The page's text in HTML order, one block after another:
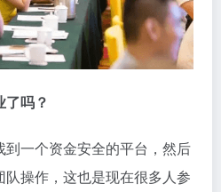
吗？
一个资金安全的平台，然后
操作，这也是现在很多人参